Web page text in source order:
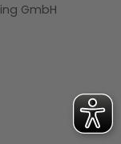
GmbH